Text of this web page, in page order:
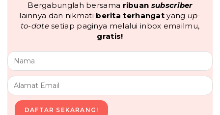
Bergabunglah bersama ribuan subscriber
lainnya dan nikmati berita terhangat yang up-
to-datesetiap paginya melalui inbox emailmu,
gratis!
DAFTAR SEKARANG!